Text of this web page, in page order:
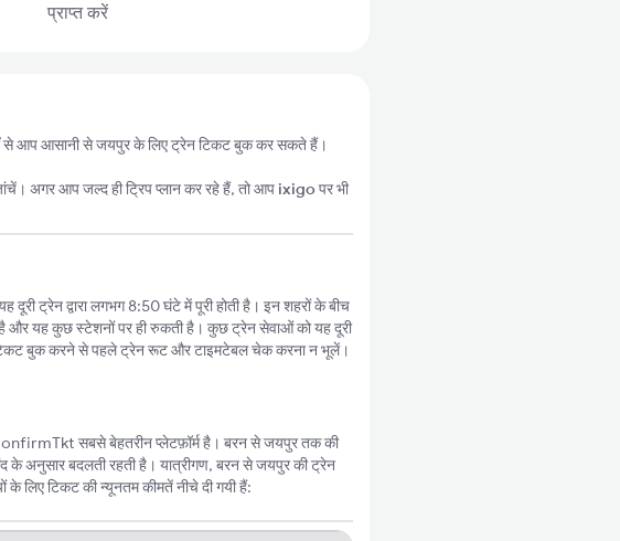
प्राप्त करें
आप आसानी से जयपुर के लिए ट्रेन टिकट बुक कर सकते हैं।
अगर आप जल्द ही ट्रिप प्लान कर रहे हैं, तो आप ixigoपर भी
ट्रेन द्वारा लगभग 8:50 घंटे में पूरी होती है। इन शहरों के बीच
और यह कुछ स्टेशनों पर ही रुकती है। कुछ ट्रेन सेवाओं को यह दूरी
बुक करने से पहले ट्रेन रूट और टाइमटेबल चेक करना न भूलें।
सबसे बेहतरीन प्लेटफ़ॉर्म है। बरन से जयपुर तक की
के अनुसार बदलती रहती है। यात्रीगण, बरन से जयपुर की ट्रेन
लिए टिकट की न्यूनतम कीमतें नीचे दी गयी हैं: